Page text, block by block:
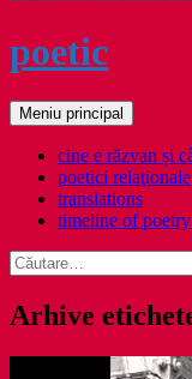
poetic
Caută
Meniu principal
cine e răzvan și
poetici relaţionale
translations
timeline of
Caută
după:
Arhive